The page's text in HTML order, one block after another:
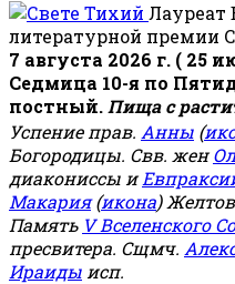
Лауреат
литературной премии
7 августа 2026 г. ( 25
Седмица 10-я по
постный. Пища с
Успение прав. Анны (
Богородицы. Свв. жен
диакониссы и
Макария(икона)
Память V Вселенского
пресвитера. Сщмч.
Ираиды исп.